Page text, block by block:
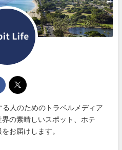
人のためのトラベルメディア
の素晴しいスポット、ホテ
お届けします。